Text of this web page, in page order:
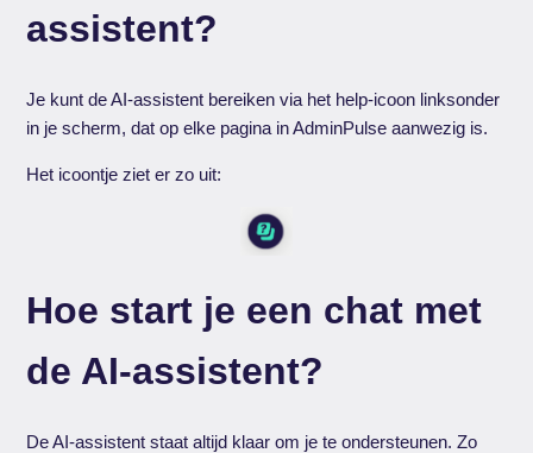
assistent?
Je kunt de AI-assistent bereiken via het help-icoon linksonder
in je scherm, dat op elke pagina in AdminPulse aanwezig is.
Het icoontje ziet er zo uit:
Hoe start je een chat met
de AI-assistent?
De AI-assistent staat altijd klaar om je te ondersteunen. Zo